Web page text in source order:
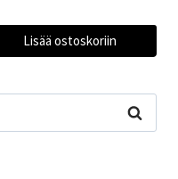
111,00€. 102,00€.
Lisää ostoskoriin
Haku